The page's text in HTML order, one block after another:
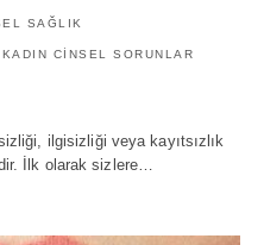
SAĞLIK
KADIN CINSEL SORUNLAR
ilgisizliği veya kayıtsızlık
İlk olarak sizlere…